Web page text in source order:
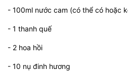
- 100ml nước cam (có thể có hoặc
- 1 thanh quế
- 2 hoa hồi
- 10 nụ đinh hương